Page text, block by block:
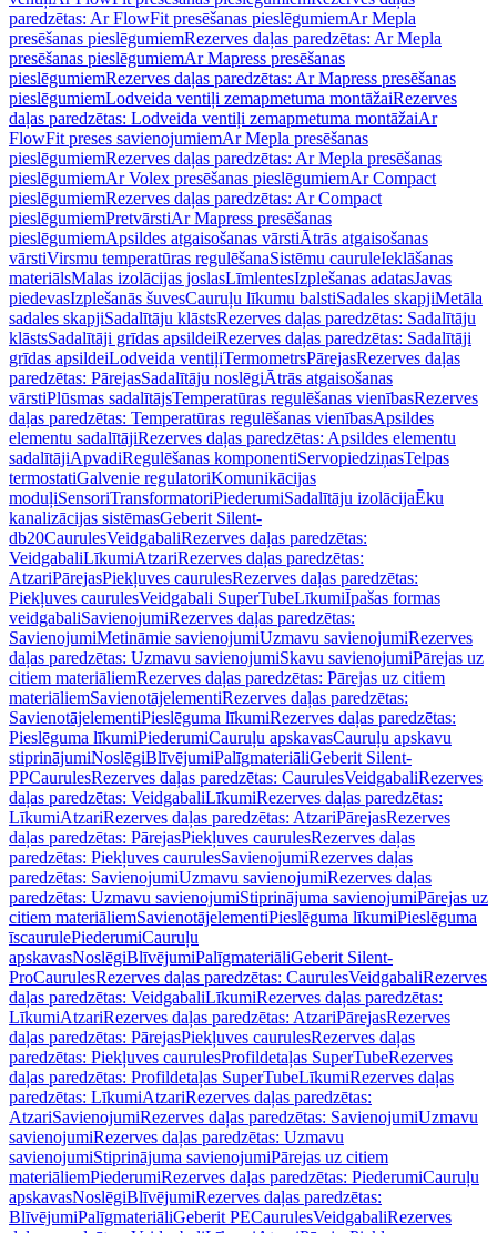
paredzētas: Ar FlowFit presēšanas pieslēgumiemAr Mepla
presēšanas pieslēgumiemRezerves daļas paredzētas: Ar Mepla
presēšanas pieslēgumiemAr Mapress presēšanas
pieslēgumiemRezerves daļas paredzētas: Ar Mapress presēšanas
pieslēgumiemLodveida ventiļi zemapmetuma montāžaiRezerves
daļas paredzētas: Lodveida ventiļi zemapmetuma montāžaiAr
FlowFit preses savienojumiemAr Mepla presēšanas
pieslēgumiemRezerves daļas paredzētas: Ar Mepla presēšanas
pieslēgumiemAr Volex presēšanas pieslēgumiemAr Compact
pieslēgumiemRezerves daļas paredzētas: Ar Compact
pieslēgumiemPretvārstiAr Mapress presēšanas
pieslēgumiemApsildes atgaisošanas vārstiĀtrās atgaisošanas
vārstiVirsmu temperatūras regulēšanaSistēmu cauruleIeklāšanas
materiālsMalas izolācijas joslasLīmlentesIzplešanas adatasJavas
piedevasIzplešanās šuvesCauruļu līkumu balstiSadales skapjiMetāla
sadales skapjiSadalītāju klāstsRezerves daļas paredzētas: Sadalītāju
klāstsSadalītāji grīdas apsildeiRezerves daļas paredzētas: Sadalītāji
grīdas apsildeiLodveida ventiļiTermometrsPārejasRezerves daļas
paredzētas: PārejasSadalītāju noslēgiĀtrās atgaisošanas
vārstiPlūsmas sadalītājsTemperatūras regulēšanas vienībasRezerves
daļas paredzētas: Temperatūras regulēšanas vienībasApsildes
elementu sadalītājiRezerves daļas paredzētas: Apsildes elementu
sadalītājiApvadiRegulēšanas komponentiServopiedziņasTelpas
termostatiGalvenie regulatoriKomunikācijas
moduļiSensoriTransformatoriPiederumiSadalītāju izolācijaĒku
kanalizācijas sistēmasGeberit Silent-
db20CaurulesVeidgabaliRezerves daļas paredzētas:
VeidgabaliLīkumiAtzariRezerves daļas paredzētas:
AtzariPārejasPiekļuves caurulesRezerves daļas paredzētas:
Piekļuves caurulesVeidgabali SuperTubeLīkumiĪpašas formas
veidgabaliSavienojumiRezerves daļas paredzētas:
SavienojumiMetināmie savienojumiUzmavu savienojumiRezerves
daļas paredzētas: Uzmavu savienojumiSkavu savienojumiPārejas uz
citiem materiāliemRezerves daļas paredzētas: Pārejas uz citiem
materiāliemSavienotājelementiRezerves daļas paredzētas:
SavienotājelementiPieslēguma līkumiRezerves daļas paredzētas:
Pieslēguma līkumiPiederumiCauruļu apskavasCauruļu apskavu
stiprinājumiNoslēgiBlīvējumiPalīgmateriāliGeberit Silent-
PPCaurulesRezerves daļas paredzētas: CaurulesVeidgabaliRezerves
daļas paredzētas: VeidgabaliLīkumiRezerves daļas paredzētas:
LīkumiAtzariRezerves daļas paredzētas: AtzariPārejasRezerves
daļas paredzētas: PārejasPiekļuves caurulesRezerves daļas
paredzētas: Piekļuves caurulesSavienojumiRezerves daļas
paredzētas: SavienojumiUzmavu savienojumiRezerves daļas
paredzētas: Uzmavu savienojumiStiprinājuma savienojumiPārejas uz
citiem materiāliemSavienotājelementiPieslēguma līkumiPieslēguma
īscaurulePiederumiCauruļu
apskavasNoslēgiBlīvējumiPalīgmateriāliGeberit Silent-
ProCaurulesRezerves daļas paredzētas: CaurulesVeidgabaliRezerves
daļas paredzētas: VeidgabaliLīkumiRezerves daļas paredzētas:
LīkumiAtzariRezerves daļas paredzētas: AtzariPārejasRezerves
daļas paredzētas: PārejasPiekļuves caurulesRezerves daļas
paredzētas: Piekļuves caurulesProfildetaļas SuperTubeRezerves
daļas paredzētas: Profildetaļas SuperTubeLīkumiRezerves daļas
paredzētas: LīkumiAtzariRezerves daļas paredzētas:
AtzariSavienojumiRezerves daļas paredzētas: SavienojumiUzmavu
savienojumiRezerves daļas paredzētas: Uzmavu
savienojumiStiprinājuma savienojumiPārejas uz citiem
materiāliemPiederumiRezerves daļas paredzētas: PiederumiCauruļu
apskavasNoslēgiBlīvējumiRezerves daļas paredzētas:
BlīvējumiPalīgmateriāliGeberit PECaurulesVeidgabaliRezerves